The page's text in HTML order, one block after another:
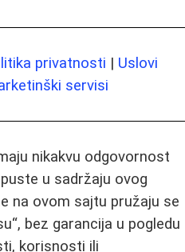
privatnosti | Uslovi
servisi
nikakvu odgovornost
u sadržaju ovog
na ovom sajtu pružaju se
bez garancija u pogledu
korisnosti ili